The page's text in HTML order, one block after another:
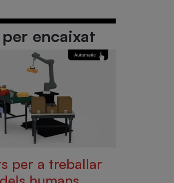
encaixat
per a treballar